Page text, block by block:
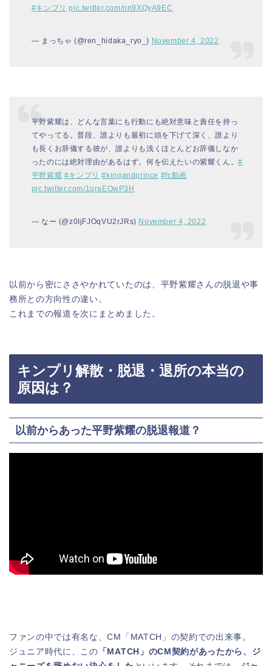
#キンプリ pic.twitter.com/nn9XQyA9EC
— まっちゃ (@ren_hidaka_ryo_) November 4, 2022
平野紫耀は、どんな言葉にも行動にも絶対意味と責任を持っ
てやってる。普段、誰よりも最初に頭を下げて深く、誰より
も長くお辞儀する彼が、誰よりも浅くほとんどお辞儀しなか
ったのには絶対理由があるはず。何を伝えたいの紫耀くん。#
平野紫耀 #キンプリ #kingandprince #fc動画
pic.twitter.com/1qraEOwP3H
— なー (@z0IjFJOqVU2rJRs) November 4, 2022
以前から密にささやかれていたのは、平野紫耀さんの脱退や事
務所との方向性の違い。
これまでの報道を次にまとめました。
キンプリ解散・脱退・退所の本当の
原因は？
以前からあった平野紫耀の脱退報道？
ファンの中では有名な、CM「MATCH」の契約での出来事。
ジュニア時代に、この 「MATCH」のCM契約があったから、ジ